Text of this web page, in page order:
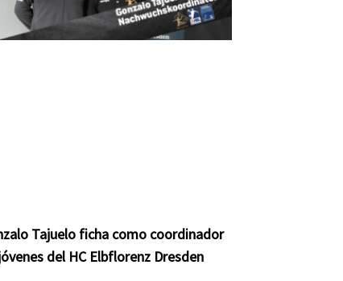
Tajuelo ficha como coordinador
del HC Elbflorenz Dresden